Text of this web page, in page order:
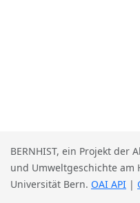
BERNHIST, ein Projekt der
und Umweltgeschichte
Universität Bern. OAI API |